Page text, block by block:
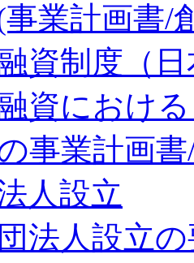
業計画書/
資制度（
資におけ
事業計画
人設立
法人設立